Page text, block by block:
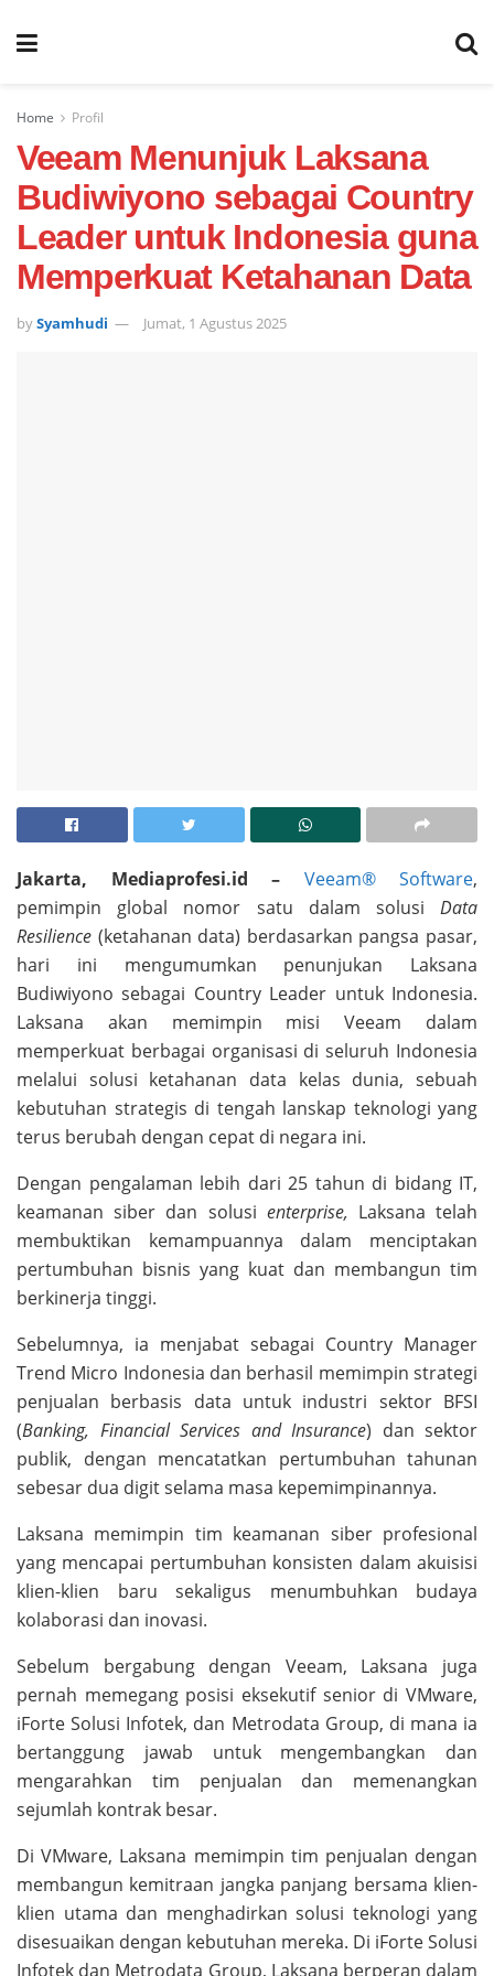
Home Profil
Veeam Menunjuk Laksana
Budiwiyono sebagai Country
Leader untuk Indonesia guna
Memperkuat Ketahanan Data
bySyamhudi Jumat, 1 Agustus 2025
Jakarta, Mediaprofesi.id – Veeam® Software,
pemimpin global nomor satu dalam solusi Data
Resilience (ketahanan data) berdasarkan pangsa pasar,
hari ini mengumumkan penunjukan Laksana
Budiwiyono sebagai Country Leader untuk Indonesia.
Laksana akan memimpin misi Veeam dalam
memperkuat berbagai organisasi di seluruh Indonesia
melalui solusi ketahanan data kelas dunia, sebuah
kebutuhan strategis di tengah lanskap teknologi yang
terus berubah dengan cepat di negara ini.
Dengan pengalaman lebih dari 25 tahun di bidang IT,
keamanan siber dan solusi enterprise, Laksana telah
membuktikan kemampuannya dalam menciptakan
pertumbuhan bisnis yang kuat dan membangun tim
berkinerja tinggi.
Sebelumnya, ia menjabat sebagai Country Manager
Trend Micro Indonesia dan berhasil memimpin strategi
penjualan berbasis data untuk industri sektor BFSI
(Banking, Financial Services and Insurance) dan sektor
publik, dengan mencatatkan pertumbuhan tahunan
sebesar dua digit selama masa kepemimpinannya.
Laksana memimpin tim keamanan siber profesional
yang mencapai pertumbuhan konsisten dalam akuisisi
klien-klien baru sekaligus menumbuhkan budaya
kolaborasi dan inovasi.
Sebelum bergabung dengan Veeam, Laksana juga
pernah memegang posisi eksekutif senior di VMware,
iForte Solusi Infotek, dan Metrodata Group, di mana ia
bertanggung jawab untuk mengembangkan dan
mengarahkan tim penjualan dan memenangkan
sejumlah kontrak besar.
Di VMware, Laksana memimpin tim penjualan dengan
membangun kemitraan jangka panjang bersama klien-
klien utama dan menghadirkan solusi teknologi yang
disesuaikan dengan kebutuhan mereka. Di iForte Solusi
Infotek dan Metrodata Group, Laksana berperan dalam